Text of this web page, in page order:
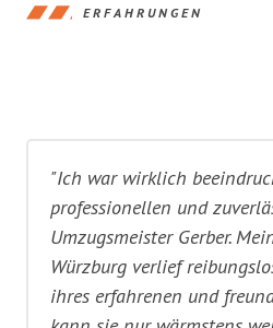
ERFAHRUNGEN
"Ich war wirklich
professionellen und
Umzugsmeister Gerber.
Würzburg verlief
ihres erfahrenen und